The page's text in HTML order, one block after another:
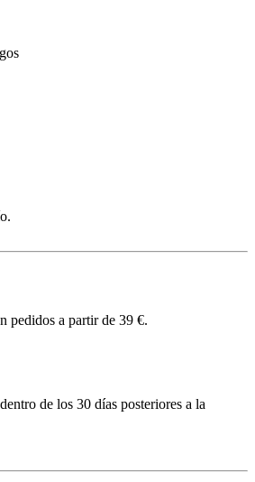
pedidos a partir de 39 €.
dentro de los 30 días posteriores a la